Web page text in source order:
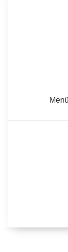
Menü